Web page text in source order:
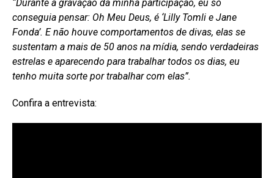
“Durante a gravação da minha participação, eu só
conseguia pensar: Oh Meu Deus, é ‘Lilly Tomli e Jane
Fonda’. E não houve comportamentos de divas, elas se
sustentam a mais de 50 anos na mídia, sendo verdadeiras
estrelas e aparecendo para trabalhar todos os dias, eu
tenho muita sorte por trabalhar com elas”.
Confira a entrevista: